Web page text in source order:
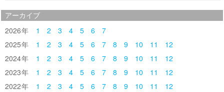
アーカイブ
2026 1 2 3 4 5 6
7
2025
1 2 3 4 5 6 7 8 9 10 11
12
2024
1 2 3 4 5 6 7 8 9 10 11
12
2023
1 2 3 4 5 6 7 8 9 10 11
12
2022
1 2 3 4 5 6 7 8 9 10 11
12